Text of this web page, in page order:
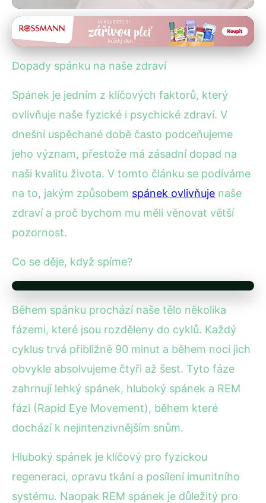
Zdravý spánek
Proč je spánek klíčem k
fyzickému a psychickému
zdraví?
Dopady spánku na naše zdraví
Spánek je jedním z klíčových faktorů, který
ovlivňuje naše fyzické i psychické zdraví. V
dnešní uspěchané době často podceňujeme
jeho význam, přestože má zásadní dopad na
naši kvalitu života. V tomto článku se podíváme
na to, jakým způsobem spánek ovlivňuje naše
zdraví a proč bychom mu měli věnovat větší
pozornost.
Co se děje, když spíme?
Během spánku prochází naše tělo několika
fázemi, které jsou rozděleny do cyklů. Každý
cyklus trvá přibližně 90 minut a během noci jich
obvykle absolvujeme čtyři až šest. Tyto fáze
zahrnují lehký spánek, hluboký spánek a REM
fázi (Rapid Eye Movement), během které
dochází k nejintenzivnějším snům.
Hluboký spánek je klíčový pro fyzickou
regeneraci, opravu tkání a posílení imunitního
systému. Naopak REM spánek je důležitý pro